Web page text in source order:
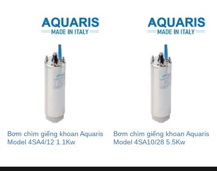
Bơm chìm giếng khoan Aquaris
Model 4SA4/12 1.1Kw
Bơm chìm giếng khoan Aquaris
Model 4SA10/28 5.5Kw